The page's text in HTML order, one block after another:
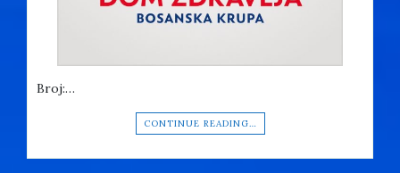
Broj:…
CONTINUE READING…